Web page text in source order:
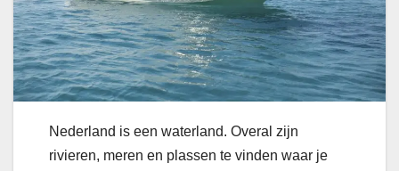
Nederland is een waterland. Overal zijn
rivieren, meren en plassen te vinden waar je